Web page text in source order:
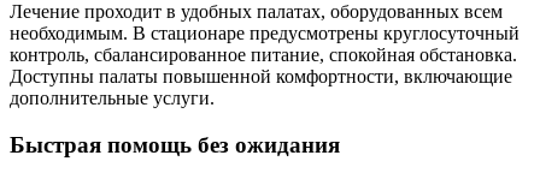
Лечение проходит в удобных палатах, оборудованных всем
необходимым. В стационаре предусмотрены круглосуточный
контроль, сбалансированное питание, спокойная обстановка.
Доступны палаты повышенной комфортности, включающие
дополнительные услуги.
Быстрая помощь без ожидания